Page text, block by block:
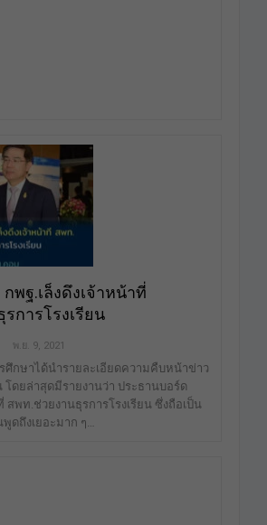
พฐ.เล็งดึงเจ้าหน้าที่
การโรงเรียน
พ.ย. 9, 2021
ศึกษาได้นำรายละเอียดความคืบหน้าข่าว
ดยล่าสุดมีรายงานว่า ประธานบอร์ด
สพท.ช่วยงานธุรการโรงเรียน ซึ่งถือเป็น
ดถึงเยอะมาก ๆ…